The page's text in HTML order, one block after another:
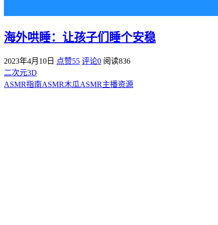
海外哄睡：让孩子们睡个安稳
2023年4月10日 点赞55 评论0 阅读836
二次元3D
ASMR指南ASMR木瓜ASMR主播资源